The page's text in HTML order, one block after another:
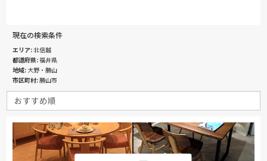
現在の検索条件
エリア 北信越
都道府県 福井県
地域 大野・勝山
市区町村 勝山市